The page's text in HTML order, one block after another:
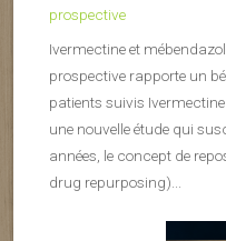
prospective
Ivermectine et
prospective rapporte un
patients suivis
une nouvelle étude qui
années, le concept de
drug repurposing)...